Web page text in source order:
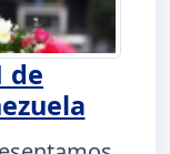
de